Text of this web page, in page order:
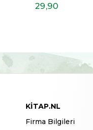
29,90
KITAP.NL
Firma Bilgileri